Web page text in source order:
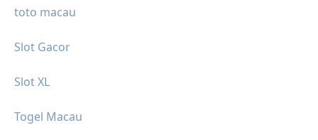
toto macau
Slot Gacor
Slot XL
Togel Macau